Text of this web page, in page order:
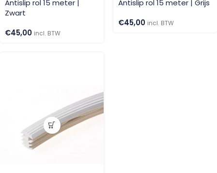
Antislip rol 15 meter |
Zwart
€45,00 incl. BTW
Antislip rol 15 meter | Grijs
€45,00 incl. BTW